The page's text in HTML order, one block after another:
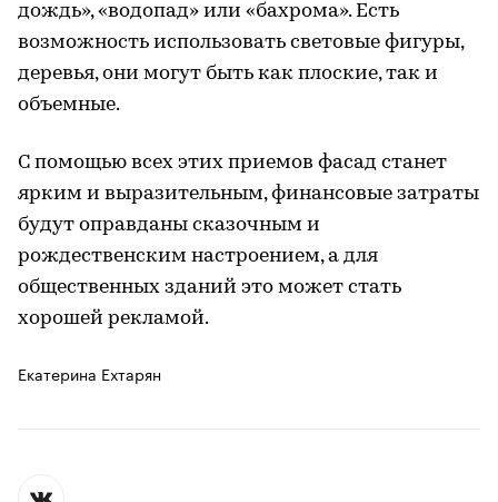
дождь», «водопад» или «бахрома». Есть
возможность использовать световые фигуры,
деревья, они могут быть как плоские, так и
объемные.
С помощью всех этих приемов фасад станет
ярким и выразительным, финансовые затраты
будут оправданы сказочным и
рождественским настроением, а для
общественных зданий это может стать
хорошей рекламой.
Екатерина Ехтарян